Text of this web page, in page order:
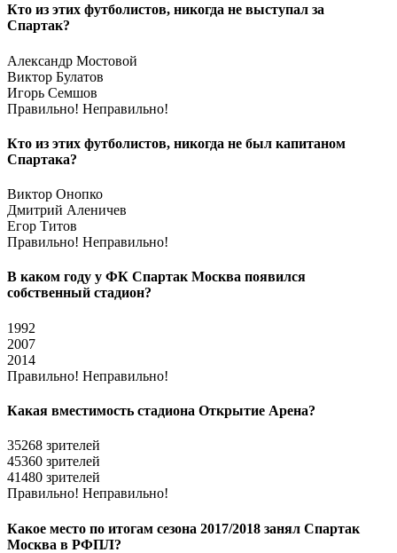
Кто из этих футболистов, никогда не выступал за
Спартак?
Александр Мостовой
Виктор Булатов
Игорь Семшов
Правильно! Неправильно!
Кто из этих футболистов, никогда не был капитаном
Спартака?
Виктор Онопко
Дмитрий Аленичев
Егор Титов
Правильно! Неправильно!
В каком году у ФК Спартак Москва появился
собственный стадион?
1992
2007
2014
Правильно! Неправильно!
Какая вместимость стадиона Открытие Арена?
35268 зрителей
45360 зрителей
41480 зрителей
Правильно! Неправильно!
Какое место по итогам сезона 2017/2018 занял Спартак
Москва в РФПЛ?